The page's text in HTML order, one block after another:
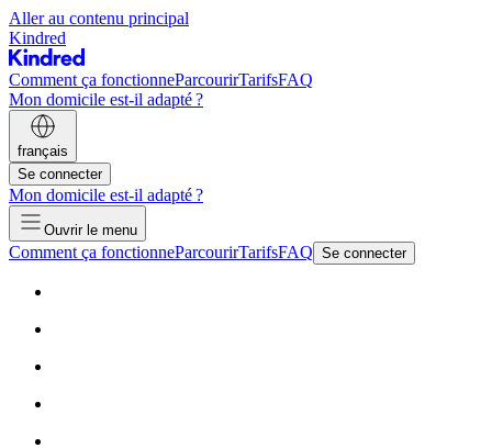
Aller au contenu principal
Kindred
Comment ça fonctionneParcourirTarifsFAQ
Mon domicile est-il adapté ?
français
Se connecter
Mon domicile est-il adapté ?
Ouvrir le menu
Comment ça fonctionneParcourirTarifsFAQ Se connecter